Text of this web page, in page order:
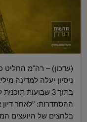
(עדכון) – רה"מ החליט
ניסיון יעלה למדינה
ההסתדרות: "לאחר
בלחצים של היועצים